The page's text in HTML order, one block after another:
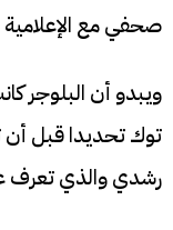
صحفي مع
ويبدو أن البلوجر
توك تحديدا قبل أن
رشدي والذي تعرف